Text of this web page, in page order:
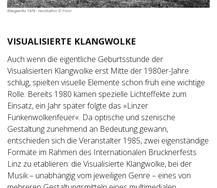
Klangwolke 1979 - Herzballon © Peter
VISUALISIERTE KLANGWOLKE
Auch wenn die eigentliche Geburtsstunde der
Visualisierten Klangwolke erst Mitte der 1980er-Jahre
schlug, spielten visuelle Elemente schon früh eine wichtige
Rolle. Bereits 1980 kamen spezielle Lichteffekte zum
Einsatz, ein Jahr später folgte das »Linzer
Funkenwolkenfeuer«. Da optische und szenische
Gestaltung zunehmend an Bedeutung gewann,
entschieden sich die Veranstalter 1985, zwei eigenständige
Formate im Rahmen des Internationalen Brucknerfests
Linz zu etablieren: die Visualisierte Klangwolke, bei der
Musik – unabhängig vom jeweiligen Genre – eines von